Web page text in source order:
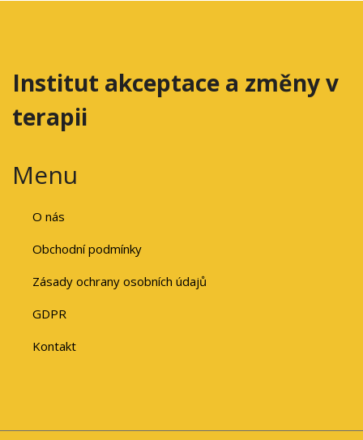
Institut akceptace a změny v
terapii
Menu
O nás
Obchodní podmínky
Zásady ochrany osobních údajů
GDPR
Kontakt